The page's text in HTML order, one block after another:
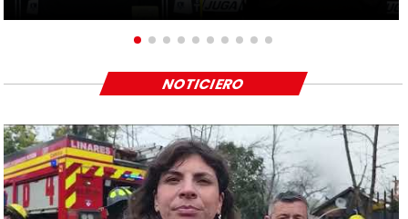
NOTICIERO